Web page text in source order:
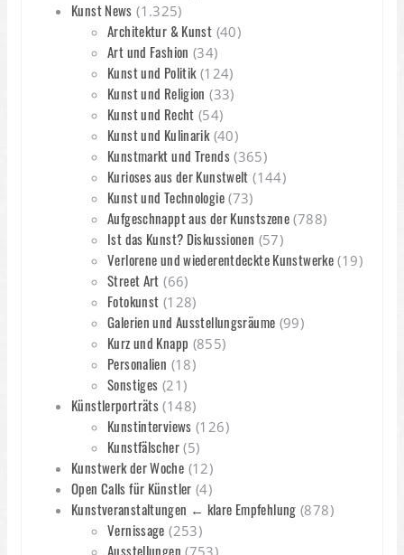
Kunst News (1.325)
Architektur & Kunst (40)
Art und Fashion (34)
Kunst und Politik(124)
Kunst und Religion (33)
Kunst und Recht (54)
Kunst und Kulinarik(40)
Kunstmarkt und Trends(365)
Kurioses aus der Kunstwelt (144)
Kunst und Technologie(73)
Aufgeschnappt aus der Kunstszene (788)
Ist das Kunst? Diskussionen (57)
Verlorene und wiederentdeckte Kunstwerke (19)
Street Art (66)
Fotokunst (128)
Galerien und Ausstellungsräume (99)
Kurz und Knapp (855)
Personalien (18)
Sonstiges (21)
Künstlerporträts (148)
Kunstinterviews (126)
Kunstfälscher(5)
Kunstwerk der Woche (12)
Open Calls für Künstler (4)
Kunstveranstaltungen ← klare Empfehlung (878)
Vernissage (253)
Ausstellungen